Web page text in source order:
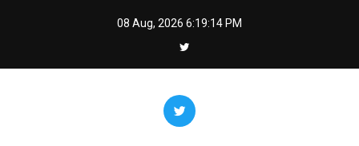
08 Aug, 2026 6:19:15 PM